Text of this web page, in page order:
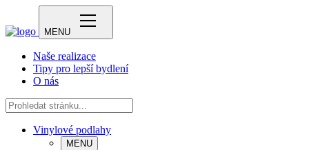
MENU
Naše realizace
Tipy pro lepší bydlení
O nás
Vinylové podlahy
MENU